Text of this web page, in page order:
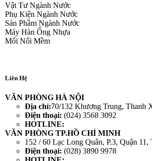
Vật Tư Ngành Nước
Phụ Kiện Ngành Nước
Sản Phầm Ngành Nước
Máy Hàn Ống Nhựa
Mối Nối Mềm
Liên Hệ
VĂN PHÒNG HÀ NỘI
Địa chỉ:70/132 Khương Trung, Thanh
Điện thoại: (024) 3568 3092
HOTLINE:
VĂN PHÒNG TP.HỒ CHÍ MINH
152 / 60 Lạc Long Quân, P.3, Quận
Điện thoại: (028) 3890 9978